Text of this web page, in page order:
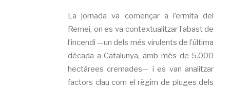
La jornada va començar a l’ermita del
Remei, on es va contextualitzar l’abast de
l’incendi —un dels més virulents de l’última
dècada a Catalunya, amb més de 5.000
hectàrees cremades— i es van analitzar
factors clau com el règim de pluges dels